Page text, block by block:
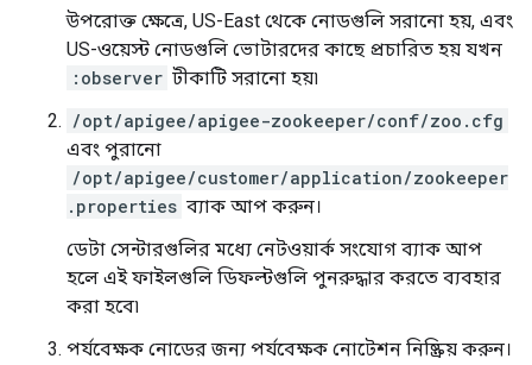
উপরোক্ত ক্ষেত্রে, US-East থেকে নোডগুলি সরানো হয়, এবং
US-ওয়েস্ট নোডগুলি ভোটারদের কাছে প্রচারিত হয় যখন
:observer টীকাটি সরানো হয়৷
/opt/apigee/apigee-zookeeper/conf/zoo.cfg
এবং পুরানো
/opt/apigee/customer/application/zookeeper
.properties ব্যাক আপ করুন।
ডেটা সেন্টারগুলির মধ্যে নেটওয়ার্ক সংযোগ ব্যাক আপ
হলে এই ফাইলগুলি ডিফল্টগুলি পুনরুদ্ধার করতে ব্যবহার
করা হবে৷
পর্যবেক্ষক নোডের জন্য পর্যবেক্ষক নোটেশন নিষ্ক্রিয় করুন।